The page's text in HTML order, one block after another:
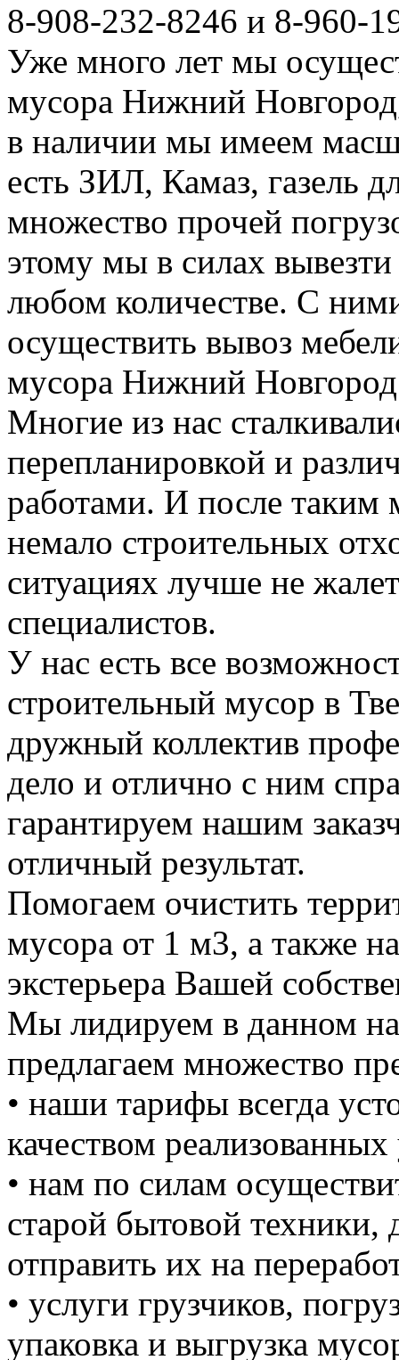
8-908-232-8246 и 8-960-
Уже много лет мы
мусора Нижний
в наличии мы имеем
есть ЗИЛ, Камаз, газель
множество прочей
этому мы в силах
любом количестве. С
осуществить вывоз
мусора Нижний
Многие из нас
перепланировкой и
работами. И после таким
немало строительных
ситуациях лучше не
специалистов.
У нас есть все
строительный мусор в
дружный коллектив
дело и отлично с ним
гарантируем нашим
отличный результат.
Помогаем очистить
мусора от 1 м3, а также
экстерьера Вашей
Мы лидируем в данном
предлагаем множество
• наши тарифы всегда
качеством реализованных
• нам по силам
старой бытовой техники,
отправить их на
• услуги грузчиков,
упаковка и выгрузка